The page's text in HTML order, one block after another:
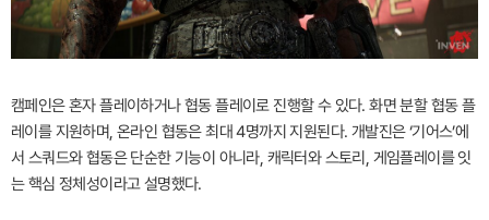
캠페인은 혼자 플레이하거나 협동 플레이로 진행할 수 있다. 화면 분할 협동 플
레이를 지원하며, 온라인 협동은 최대 4명까지 지원된다. 개발진은 ‘기어스’에
서 스쿼드와 협동은 단순한 기능이 아니라, 캐릭터와 스토리, 게임플레이를 잇
는 핵심 정체성이라고 설명했다.